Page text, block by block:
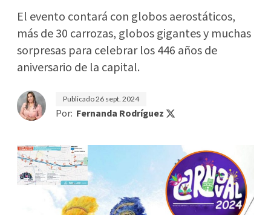
El evento contará con globos aerostáticos,
más de 30 carrozas, globos gigantes y muchas
sorpresas para celebrar los 446 años de
aniversario de la capital.
Publicado26 sept. 2024
Por: Fernanda Rodríguez